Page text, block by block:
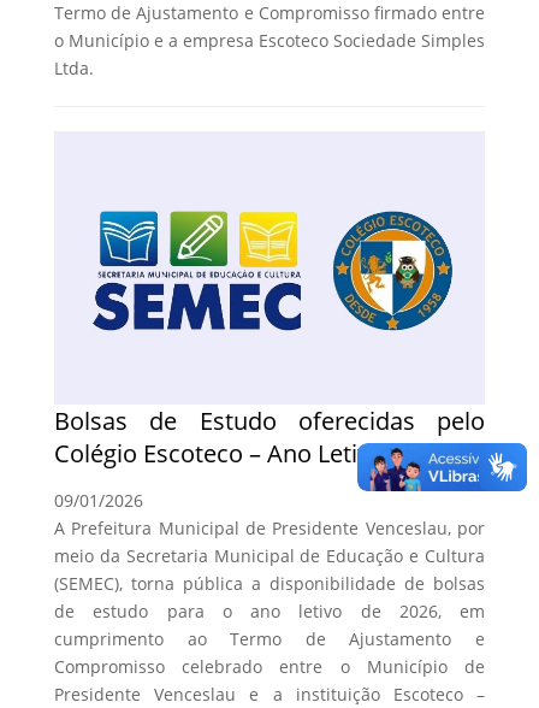
Termo de Ajustamento e Compromisso firmado entre
o Município e a empresa Escoteco Sociedade Simples
Ltda.
Bolsas de Estudo oferecidas pelo
Colégio Escoteco – Ano Letivo de 2026
09/01/2026
A Prefeitura Municipal de Presidente Venceslau, por
meio da Secretaria Municipal de Educação e Cultura
(SEMEC), torna pública a disponibilidade de bolsas
de estudo para o ano letivo de 2026, em
cumprimento ao Termo de Ajustamento e
Compromisso celebrado entre o Município de
Presidente Venceslau e a instituição Escoteco –